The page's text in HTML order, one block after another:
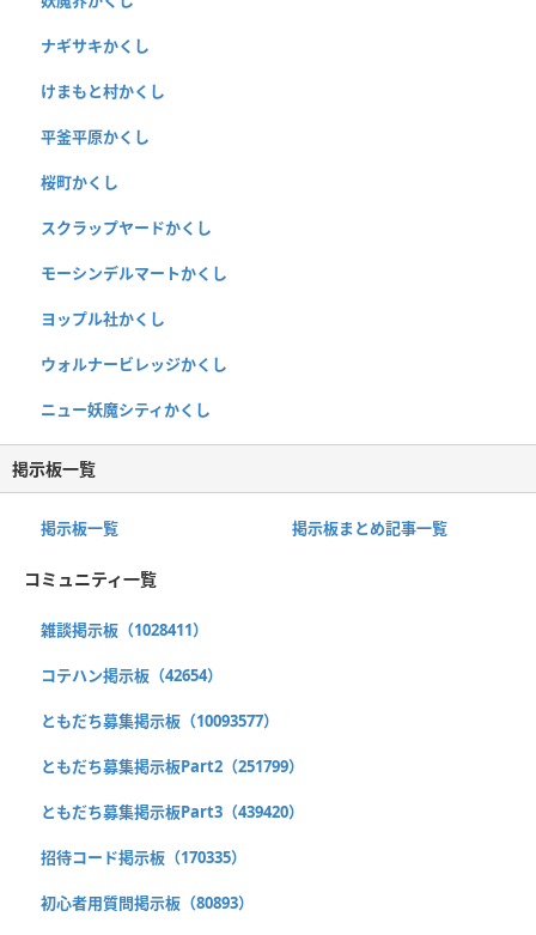
ナギサキかくし
けまもと村かくし
平釜平原かくし
桜町かくし
スクラップヤードかくし
モーシンデルマートかくし
ヨップル社かくし
ウォルナービレッジかくし
ニュー妖魔シティかくし
掲示板一覧
掲示板一覧 掲示板まとめ記事一覧
コミュニティ一覧
雑談掲示板（1028411）
コテハン掲示板（42654）
ともだち募集掲示板（10093577）
ともだち募集掲示板Part2（251799）
ともだち募集掲示板Part3（439420）
招待コード掲示板（170335）
初心者用質問掲示板（80893）